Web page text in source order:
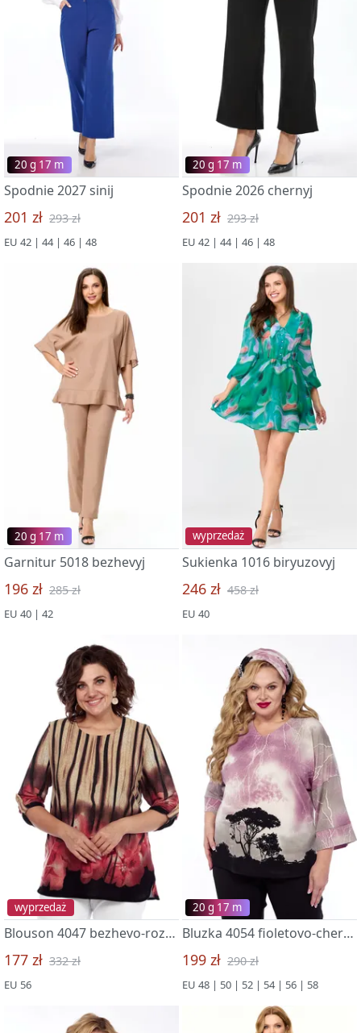
20 g 17 m
Spodnie 2027 sinij
201 zł 293 zł
EU 42 | 44 | 46 | 48
20 g 17 m
Spodnie 2026 chernyj
201 zł 293 zł
EU 42 | 44 | 46 | 48
20 g 17 m
Garnitur 5018 bezhevyj
196 zł 285 zł
EU 40 | 42
wyprzedaż
Sukienka 1016 biryuzovyj
246 zł 458 zł
EU 40
wyprzedaż
Blouson 4047 bezhevo-rozovyj
177 zł 332 zł
EU 56
20 g 17 m
Bluzka 4054 fioletovo-chernyj
199 zł 290 zł
EU 48 | 50 | 52 | 54 | 56 | 58